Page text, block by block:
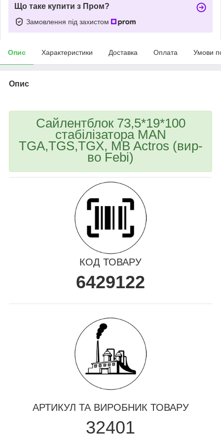
Що таке купити з Пром?
Замовлення під захистом
Опис Характеристики Доставка Оплата Умови
Опис
Сайлентблок 73,5*19*100
стабілізатора MAN
TGA,TGS,TGX, MB Actros (вир-
во Febi)
КОД ТОВАРУ
6429122
АРТИКУЛ ТА ВИРОБНИК ТОВАРУ
32401